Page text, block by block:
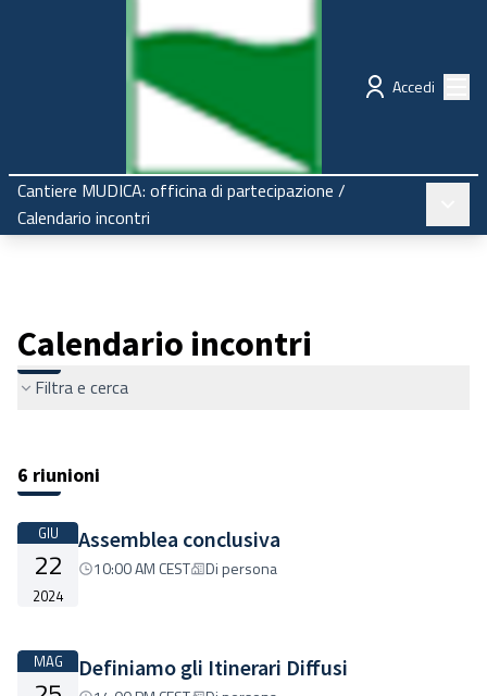
Regione Emilia-Romagna Partecipazione
Accedi
Cantiere MUDICA: officina di partecipazione /
Calendario incontri
Calendario incontri
Filtra e cerca
6 riunioni
GIU
22
2024
Assemblea conclusiva
10:00 AM CEST Di persona
MAG Definiamo gli Itinerari Diffusi